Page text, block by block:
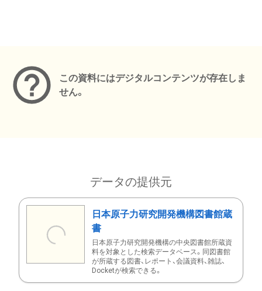
この資料にはデジタルコンテンツが存在しま
せん。
データの提供元
日本原子力研究開発機構図書館蔵
書
日本原子力研究開発機構の中央図書館所蔵資
料を対象とした検索データベース。同図書館
が所蔵する図書、レポート、会議資料、雑誌、
Docketが検索できる。